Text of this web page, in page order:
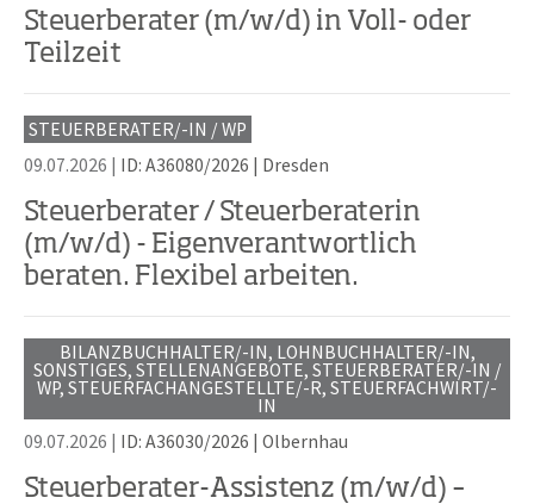
Steuerberater (m/w/d) in Voll- oder
Teilzeit
STEUERBERATER/-IN / WP
09.07.2026 | ID: A36080/2026 | Dresden
Steuerberater / Steuerberaterin
(m/w/d) - Eigenverantwortlich
beraten. Flexibel arbeiten.
BILANZBUCHHALTER/-IN, LOHNBUCHHALTER/-IN,
SONSTIGES, STELLENANGEBOTE, STEUERBERATER/-IN /
WP, STEUERFACHANGESTELLTE/-R, STEUERFACHWIRT/-
IN
09.07.2026 | ID: A36030/2026 | Olbernhau
Steuerberater-Assistenz (m/w/d) –